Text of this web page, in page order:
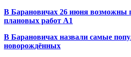
В Барановичах 26 июня возможны
плановых работ A1
В Барановичах назвали самые
новорождённых